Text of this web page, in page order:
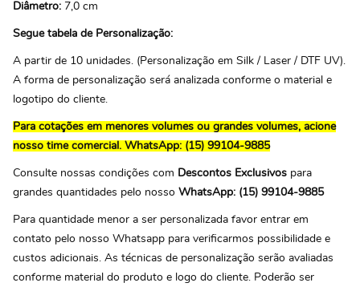
Diâmetro: 7,0 cm
Segue tabela de Personalização:
A partir de 10 unidades. (Personalização em Silk / Laser / DTF UV).
A forma de personalização será analizada conforme o material e
logotipo do cliente.
Para cotações em menores volumes ou grandes volumes, acione
nosso time comercial. WhatsApp: (15) 99104-9885
Consulte nossas condições com Descontos Exclusivos para
grandes quantidades pelo nosso WhatsApp: (15) 99104-9885
Para quantidade menor a ser personalizada favor entrar em
contato pelo nosso Whatsapp para verificarmos possibilidade e
custos adicionais. As técnicas de personalização serão avaliadas
conforme material do produto e logo do cliente. Poderão ser